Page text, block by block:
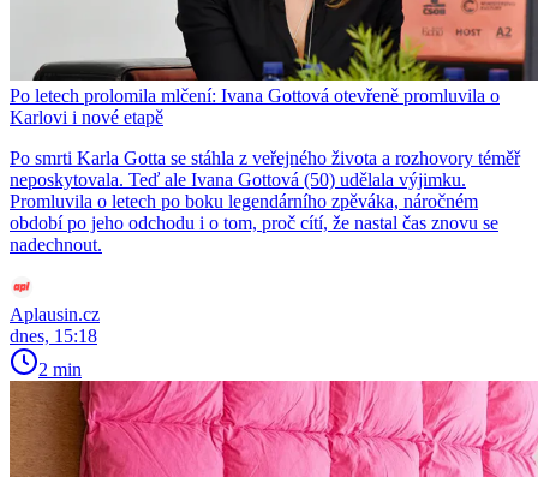
Po letech prolomila mlčení: Ivana Gottová otevřeně promluvila o
Karlovi i nové etapě
Po smrti Karla Gotta se stáhla z veřejného života a rozhovory téměř
neposkytovala. Teď ale Ivana Gottová (50) udělala výjimku.
Promluvila o letech po boku legendárního zpěváka, náročném
období po jeho odchodu i o tom, proč cítí, že nastal čas znovu se
nadechnout.
Aplausin.cz
dnes, 15:18
2 min